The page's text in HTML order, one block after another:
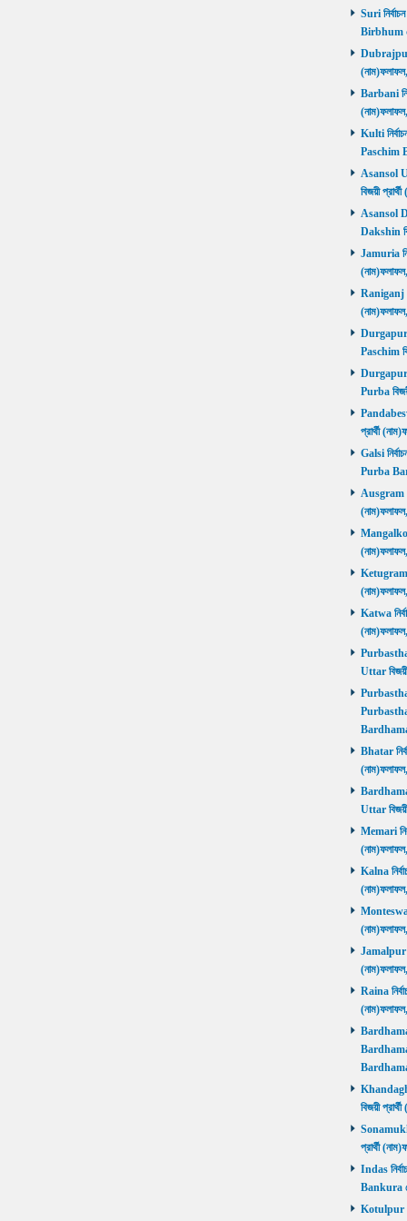
Suri
Birbhum
Dubrajpur
Barbani
Kulti
Paschim
Asansol
বিজয়ী
Asansol
Dakshin
Jamuria
Raniganj
Durgapur
Paschim
Durgapur
Purba
প্রার্থী
Galsi
Purba
Ausgram
Mangalkot
Ketugram
Katwa
Uttar
Bhatar
Uttar
Memari
Kalna
Monteswar
Jamalpur
Raina
বিজয়ী
Sonamukhi
প্রার্থী
Indas
Bankura
Kotulpur